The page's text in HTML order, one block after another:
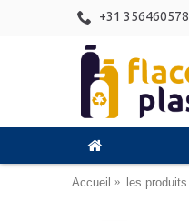
+31 356460578
Accueil les produits